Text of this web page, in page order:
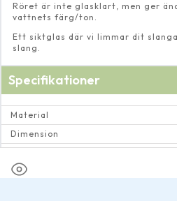
Röret är inte glasklart, men ger
vattnets färg/ton.
Ett siktglas där vi limmar dit
slang.
Specifikationer
Material
Dimension